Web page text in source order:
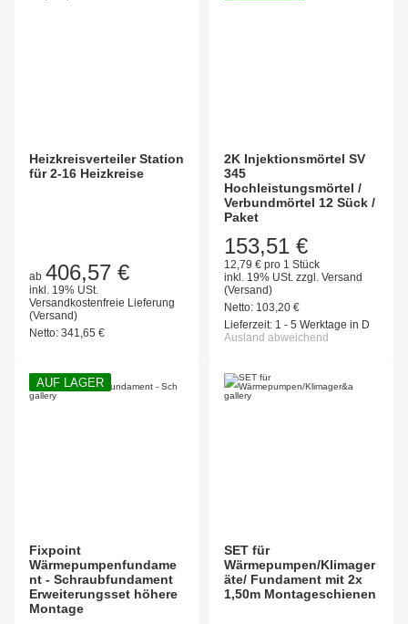
Heizkreisverteiler Station
für 2-16 Heizkreise
ab 406,57 €
inkl. 19% USt.
Versandkostenfreie Lieferung
(Versand)
Netto: 341,65 €
2K Injektionsmörtel SV
345
Hochleistungsmörtel /
Verbundmörtel 12 Sück /
Paket
153,51 €
12,79 € pro 1 Stück
inkl. 19% USt. zzgl. Versand
(Versand)
Netto: 103,20 €
Lieferzeit: 1 - 5 Werktage in D
Ausland abweichend
AUF LAGER
Fixpoint
Wärmepumpenfundame
nt - Schraubfundament
Erweiterungsset höhere
Montage
SET für
Wärmepumpen/Klimager
äte/ Fundament mit 2x
1,50m Montageschienen